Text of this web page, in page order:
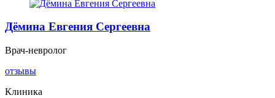
Дёмина Евгения Сергеевна
Врач-невролог
отзывы
Клиника